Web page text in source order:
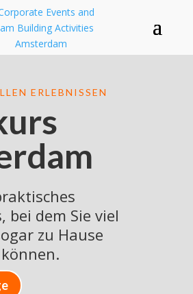
ERLEBNISSEN
bei dem Sie viel
zu Hause